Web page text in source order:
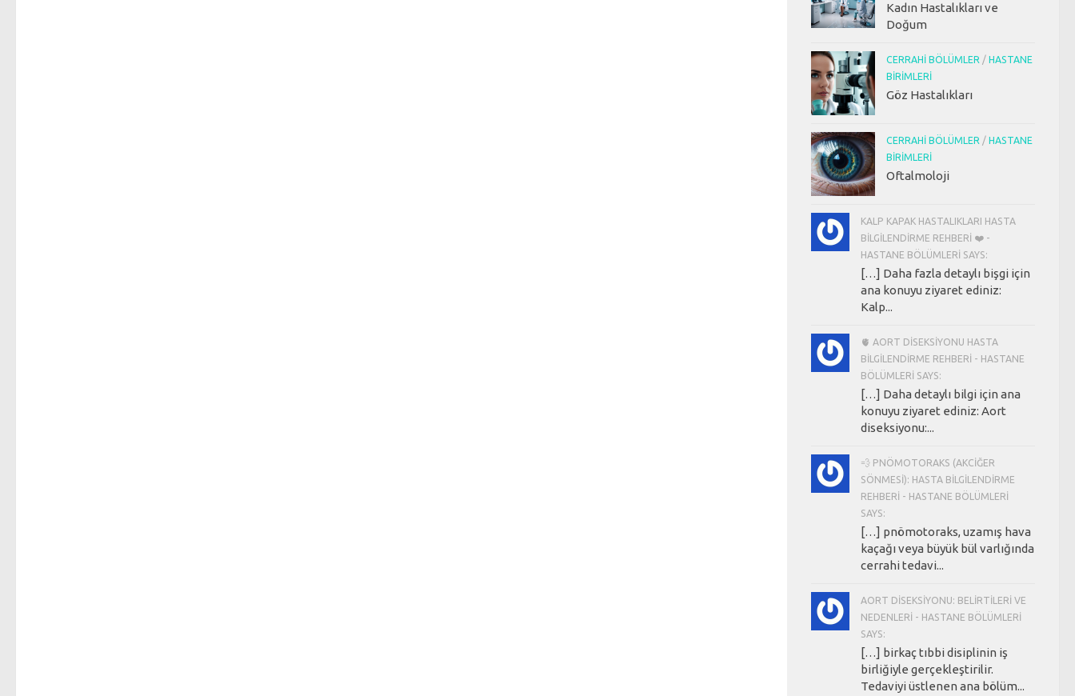
Kadın Hastalıkları ve
Doğum
CERRAHI BÖLÜMLER / HASTANE
BIRIMLERI
Göz Hastalıkları
CERRAHI BÖLÜMLER / HASTANE
BIRIMLERI
Oftalmoloji
KALP KAPAK HASTALIKLARI HASTA
BILGILENDIRME REHBERI ❤️ -
HASTANE BÖLÜMLERI SAYS:
[…] Daha fazla detaylı bişgi için
ana konuyu ziyaret ediniz:
Kalp...
🫀 AORT DISEKSIYONU HASTA
BILGILENDIRME REHBERI - HASTANE
BÖLÜMLERI SAYS:
[…] Daha detaylı bilgi için ana
konuyu ziyaret ediniz: Aort
diseksiyonu:...
💨 PNÖMOTORAKS (AKCIĞER
SÖNMESI): HASTA BILGILENDIRME
REHBERI - HASTANE BÖLÜMLERI
SAYS:
[…] pnömotoraks, uzamış hava
kaçağı veya büyük bül varlığında
cerrahi tedavi...
AORT DISEKSIYONU: BELIRTILERI VE
NEDENLERI - HASTANE BÖLÜMLERI
SAYS:
[…] birkaç tıbbi disiplinin iş
birliğiyle gerçekleştirilir.
Tedaviyi üstlenen ana bölüm...